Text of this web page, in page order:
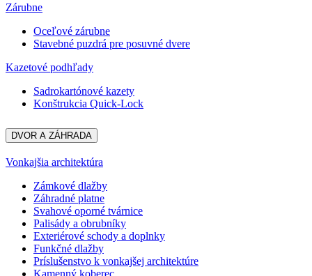
Zárubne
Oceľové zárubne
Stavebné puzdrá pre posuvné dvere
Kazetové podhľady
Sadrokartónové kazety
Konštrukcia Quick-Lock
DVOR A ZÁHRADA
Vonkajšia architektúra
Zámkové dlažby
Záhradné platne
Svahové oporné tvárnice
Palisády a obrubníky
Exteriérové schody a doplnky
Funkčné dlažby
Príslušenstvo k vonkajšej architektúre